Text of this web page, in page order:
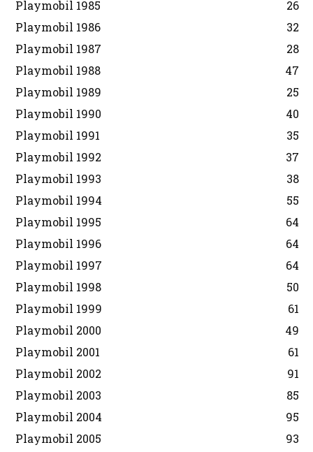
Playmobil 1985
26
Playmobil 1986
32
Playmobil 1987
28
Playmobil 1988
47
Playmobil 1989
25
Playmobil 1990
40
Playmobil 1991
35
Playmobil 1992
37
Playmobil 1993
38
Playmobil 1994
55
Playmobil 1995
64
Playmobil 1996
64
Playmobil 1997
64
Playmobil 1998
50
Playmobil 1999
61
Playmobil 2000
49
Playmobil 2001
61
Playmobil 2002
91
Playmobil 2003
85
Playmobil 2004
95
Playmobil 2005
93